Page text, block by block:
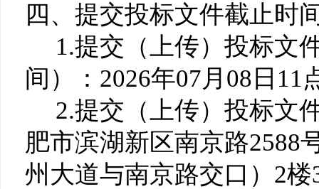
四、提交投标文件截止时
1.提交（上传）投标文
间）：2026年07月08日11
2.提交（上传）投标文
肥市滨湖新区南京路2588
州大道与南京路交口）2